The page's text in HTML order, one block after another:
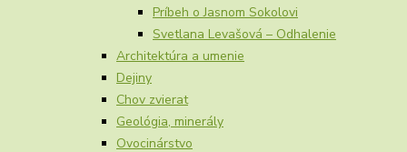
Príbeh o Jasnom Sokolovi
Svetlana Levašová – Odhalenie
Architektúra a umenie
Dejiny
Chov zvierat
Geológia, minerály
Ovocinárstvo